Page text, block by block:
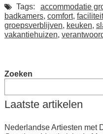
Tags:
accommodatie
badkamers, comfort,
groepsverblijven, keuken,
vakantiehuizen,
Zoeken
Laatste artikelen
Nederlandse Artiesten met